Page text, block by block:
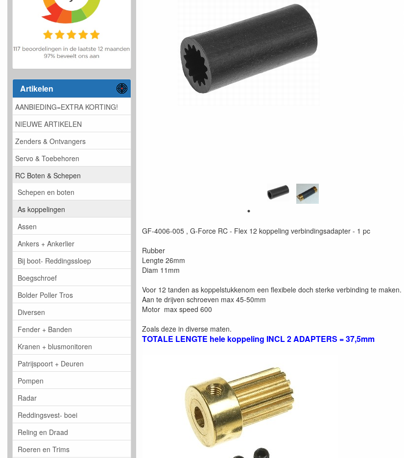
Artikelen
AANBIEDING=EXTRA KORTING!
NIEUWE ARTIKELEN
Zenders & Ontvangers
Servo & Toebehoren
RC Boten & Schepen
Schepen en boten
As koppelingen
Assen
Ankers + Ankerlier
Bij boot- Reddingssloep
Boegschroef
Bolder Poller Tros
Diversen
Fender + Banden
Kranen + blusmonitoren
Patrijspoort + Deuren
Pompen
Radar
Reddingsvest- boei
Reling en Draad
Roeren en Trims
GF-4006-005 , G-Force RC - Flex 12 koppeling verbindingsadapter - 1 pc
Rubber
Lengte 26mm
Diam 11mm
Voor 12 tanden as koppelstukkenom een flexibele doch sterke verbinding te maken.
Aan te drijven schroeven max 45-50mm
Motor max speed 600
Zoals deze in diverse maten.
TOTALE LENGTE hele koppeling INCL 2 ADAPTERS = 37,5mm